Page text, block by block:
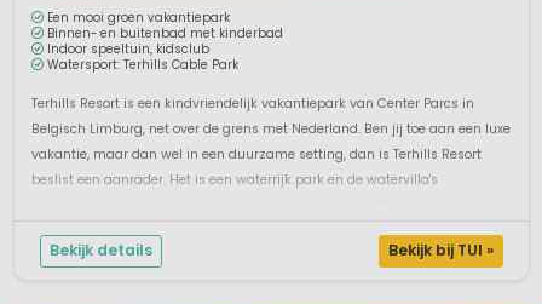
Een mooi groen vakantiepark
Binnen- en buitenbad met kinderbad
Indoor speeltuin, kidsclub
Watersport: Terhills Cable Park
Terhills Resort is een kindvriendelijk vakantiepark van Center Parcs in
Belgisch Limburg, net over de grens met Nederland. Ben jij toe aan een luxe
vakantie, maar dan wel in een duurzame setting, dan is Terhills Resort
beslist een aanrader. Het is een waterrijk park en de watervilla's
Bekijk details Bekijk bij TUI »